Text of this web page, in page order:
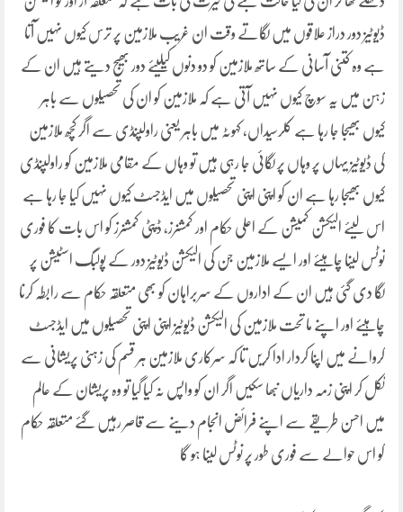
ڈیوٹیز دور دراز علاقوں میں لگاتے وقت ان غریب ملازمین پر ترس کیوں نہیں آتا
ہے وہ کتنی آسانی کے ساتھ ملازمین کو دو دنوں کیلیئے دور بھیج دیتے ہیں ان کے
زہن میں یہ سوچ کیوں نہیں آتی ہے کہ ملازمین کو ان کی تحصیلوں سے باہر
کیوں بھیجا جا رہا ہے کلرسیداں، کہوٹہ میں باہر یعنی راولپنڈی سے اگر کچھ ملازمین
کی ڈیوٹیز یہاں پر وہاں پر لگائی جا رہی ہیں تو وہاں کے مقامی ملازمین کو راولپنڈی
کیوں بھیجا رہا ہے ان کو اپنی اپنی تحصیلوں میں ایڈجسٹ کیوں نہیں کیا جا رہا ہے
اس لیئے الیکشن کمیشن کے اعلی حکام اور کمشنرز، ڈپٹی کمشنرز کو اس بات کا فوری
نوٹس لینا چاہیئے اور ایسے ملازمین جن کی الیکشن ڈیوٹیز دور کے پولبگ اسٹیشن پر
لگا دی گئی ہیں ان کے اداروں کے سربراہان کو بھی متعلقہ حکام سے رابطہ کرنا
چاہیئے اور اپنے ما تحت ملازمین کی الیکشن ڈیوٹیز اپنی اپنی تحصیلوں میں ایڈجسٹ
کروانے میں اپنا کردار ادا کریں تا کہ سرکاری ملازمین ہر قسم کی زہنی پریشانی سے
نکل کر اپنی زمہ داریاں نبھا سکیں اگر ان کو واپس نہ کیا گیا تو وہ پریشان کے عالم
میں احسن طریقے سے اپنے فرائض انجام دینے سے قاصر رہیں گئے متعلقہ حکام
کو اس حوالے سے فوری طور پر نوٹس لینا ہو گا